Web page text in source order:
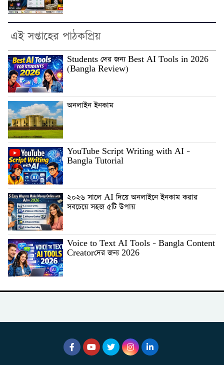
এই সপ্তাহের পাঠকপ্রিয়
Students দের জন্য Best AI Tools in 2026
(Bangla Review)
অনলাইন ইনকাম
YouTube Script Writing with AI –
Bangla Tutorial
২০২৬ সালে AI দিয়ে অনলাইনে ইনকাম করার
সবচেয়ে সহজ ৫টি উপায়
Voice to Text AI Tools – Bangla Content
Creatorদের জন্য 2026